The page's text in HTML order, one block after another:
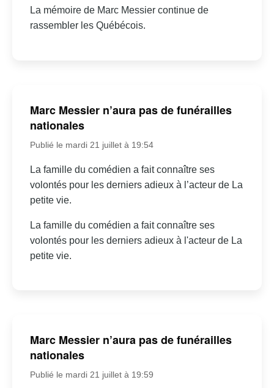
La mémoire de Marc Messier continue de
rassembler les Québécois.
Marc Messier n’aura pas de funérailles
nationales
Publié le mardi 21 juillet à 19:54
La famille du comédien a fait connaître ses
volontés pour les derniers adieux à l’acteur de La
petite vie.
La famille du comédien a fait connaître ses
volontés pour les derniers adieux à l'acteur de La
petite vie.
Marc Messier n’aura pas de funérailles
nationales
Publié le mardi 21 juillet à 19:59